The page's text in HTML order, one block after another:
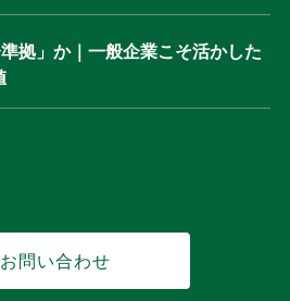
拠」か｜一般企業こそ活かした
お問い合わせ